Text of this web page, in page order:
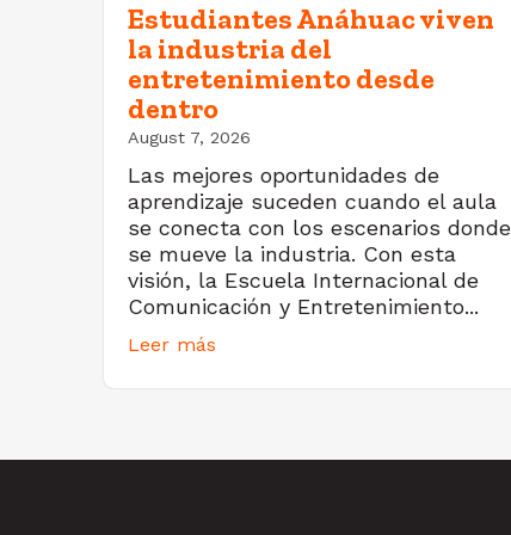
Estudiantes Anáhuac viven
la industria del
entretenimiento desde
dentro
August 7, 2026
Las mejores oportunidades de
aprendizaje suceden cuando el aula
se conecta con los escenarios donde
se mueve la industria. Con esta
visión, la Escuela Internacional de
Comunicación y Entretenimiento...
Leer más